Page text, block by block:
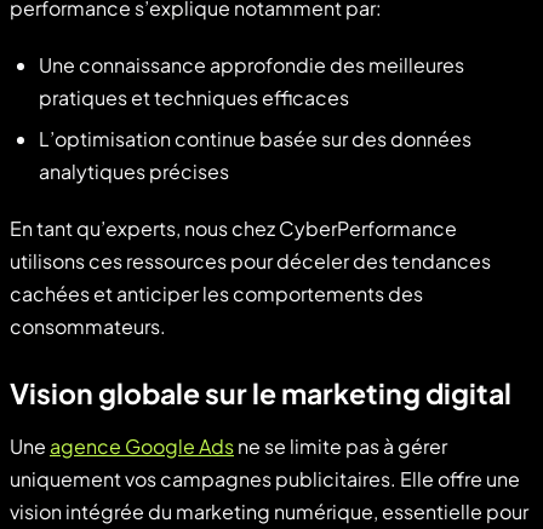
performance s’explique notamment par:
Une connaissance approfondie des meilleures
pratiques et techniques efficaces
L’optimisation continue basée sur des données
analytiques précises
En tant qu’experts, nous chez CyberPerformance
utilisons ces ressources pour déceler des tendances
cachées et anticiper les comportements des
consommateurs.
Vision globale sur le marketing digital
Une agence Google Adsne se limite pas à gérer
uniquement vos campagnes publicitaires. Elle offre une
vision intégrée du marketing numérique, essentielle pour